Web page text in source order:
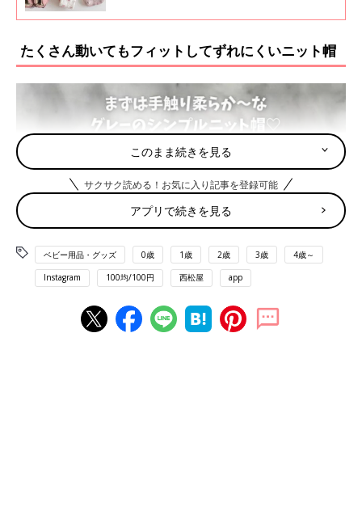
の時期に大活躍するものばかり。今回は特に人
ひチェックしてくださいね♪
たくさん動いてもフィットしてずれにくいニット帽
このまま続きを見る
サクサク読める！お気に入り記事を登録可能
アプリで続きを見る
ベビー用品・グッズ 0歳 1歳 2歳 3歳 4歳～
Instagram 100均/100円 西松屋 app